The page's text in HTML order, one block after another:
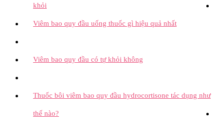
khỏi
Viêm bao quy đầu uống thuốc gì hiệu quả nhất
Viêm bao quy đầu có tự khỏi không
Thuốc bôi viêm bao quy đầu hydrocortisone tác dụng như
thế nào?